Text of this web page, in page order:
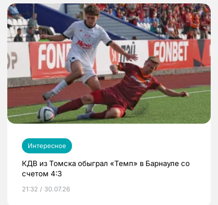
Интересное
КДВ из Томска обыграл «Темп» в Барнауле со
счетом 4:3
21:32 / 30.07.26